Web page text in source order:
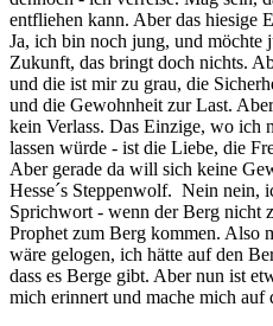
entfliehen kann. Aber das hiesige
Ja, ich bin noch jung, und möchte
Zukunft, das bringt doch nichts.
und die ist mir zu grau, die
und die Gewohnheit zur Last.
kein Verlass. Das Einzige, wo ich
lassen würde - ist die Liebe, die
Aber gerade da will sich keine
Hesse´s Steppenwolf. Nein nein,
Sprichwort - wenn der Berg nicht
Prophet zum Berg kommen. Also
wäre gelogen, ich hätte auf den
dass es Berge gibt. Aber nun ist
mich erinnert und mache mich auf